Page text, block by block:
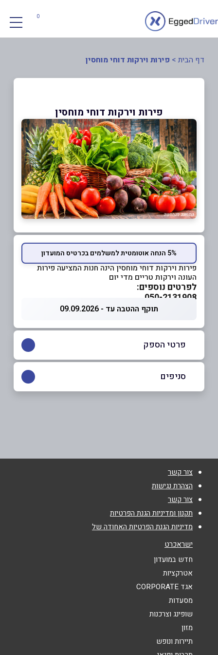
0
דף הבית > פירות וירקות דוחי מוחסין
פירות וירקות דוחי מוחסין
5% הנחה אוטומטית למשלמים בכרטיס המועדון
פירות וירקות דוחי מוחסין הינה חנות המציעה פירות
העונה וירקות טריים מדי יום
לפרטים נוספים:
050-2131908
תוקף ההטבה עד - 09.09.2026
פרטי הספק
נושא*
אנא חזרו אלי בקשר ל...
סניפים
עכו
שוק עכו
0526364579
צור קשר
הצהרת נגישות
צור קשר
תקנון ומדיניות הגנת הפרטיות
מדיניות הגנת הפרטיות האחודה של
ישראכרט
חדש במועדון
אטרקציות
אגד CORPORATE
מסעדות
שופינג וצרכנות
מזון
תיירות ונופש